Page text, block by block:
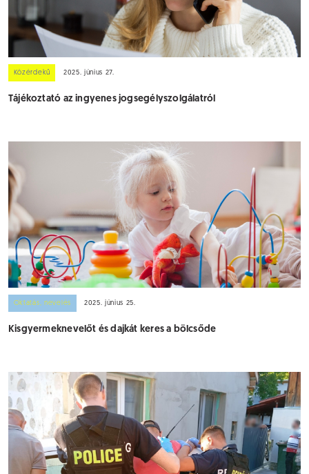
Közérdekű 2025. június 27.
Tájékoztató az ingyenes jogsegélyszolgálatról
Oktatás, nevelés 2025. június 25.
Kisgyermeknevelőt és dajkát keres a bölcsőde